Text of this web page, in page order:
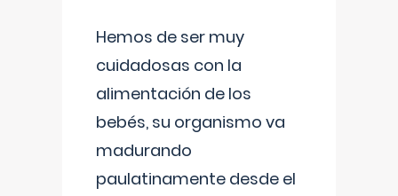
Hemos de ser muy
cuidadosas con la
alimentación de los
bebés, su organismo va
madurando
paulatinamente desde el